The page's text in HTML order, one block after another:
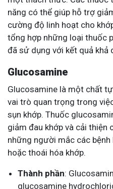
năng có thể giúp hỗ trợ
cường độ linh hoạt cho
tổng hợp những loại thuốc
đã sử dụng với kết quả khả
Glucosamine
Glucosamine là một chất
vai trò quan trọng trong
sụn khớp. Thuốc
giảm đau khớp và cải thiện
những người mắc các
hoặc thoái hóa khớp.
Thành phần:
glucosamine